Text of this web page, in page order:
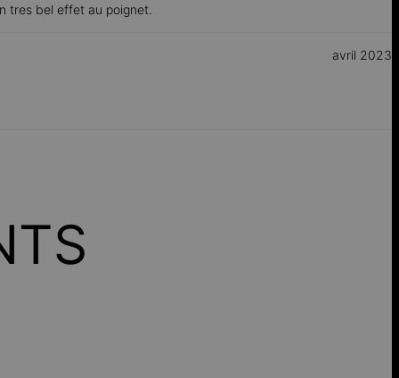
tres bel effet au poignet.
avril 2023